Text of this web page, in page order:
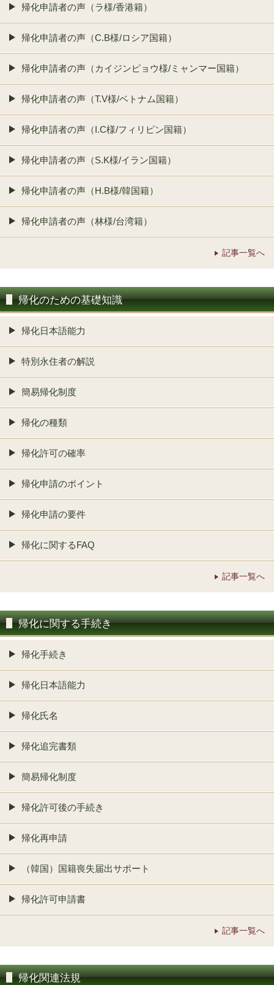
帰化申請者の声（ラ様/香港籍）
帰化申請者の声（C.B様/ロシア国籍）
帰化申請者の声（カイジンピョウ様/ミャンマー国籍）
帰化申請者の声（T.V様/ベトナム国籍）
帰化申請者の声（I.C様/フィリピン国籍）
帰化申請者の声（S.K様/イラン国籍）
帰化申請者の声（H.B様/韓国籍）
帰化申請者の声（林様/台湾籍）
記事一覧へ
帰化のための基礎知識
帰化日本語能力
特別永住者の解説
簡易帰化制度
帰化の種類
帰化許可の確率
帰化申請のポイント
帰化申請の要件
帰化に関するFAQ
記事一覧へ
帰化に関する手続き
帰化手続き
帰化日本語能力
帰化氏名
帰化追完書類
簡易帰化制度
帰化許可後の手続き
帰化再申請
（韓国）国籍喪失届出サポート
帰化許可申請書
記事一覧へ
帰化関連法規